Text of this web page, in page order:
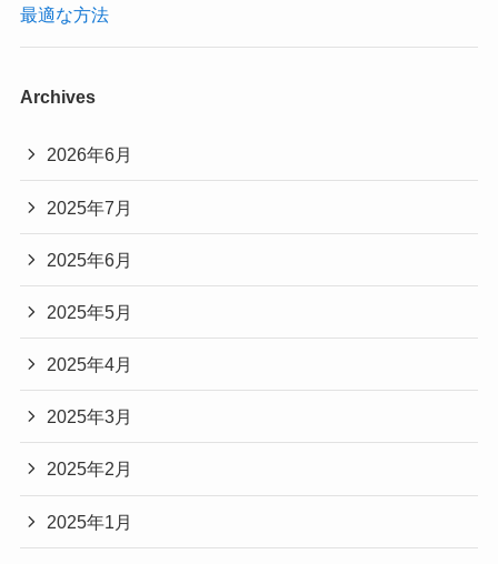
最適な方法
Archives
2026年6月
2025年7月
2025年6月
2025年5月
2025年4月
2025年3月
2025年2月
2025年1月